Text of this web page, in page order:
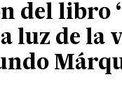
del libro
luz de la